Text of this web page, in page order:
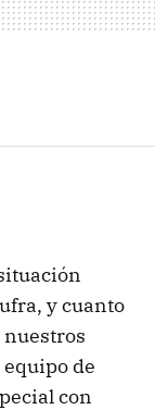
y cuanto
nuestros
de
con